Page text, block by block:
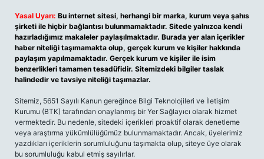
Yasal Uyarı: Bu internet sitesi, herhangi bir marka, kurum veya şahıs
şirketi ile hiçbir bağlantısı bulunmamaktadır. Sitede yalnızca kendi
hazırladığımız makaleler paylaşılmaktadır. Burada yer alan içerikler
haber niteliği taşımamakta olup, gerçek kurum ve kişiler hakkında
paylaşım yapılmamaktadır. Gerçek kurum ve kişiler ile isim
benzerlikleri tamamen tesadüfidir. Sitemizdeki bilgiler taslak
halindedir ve tavsiye niteliği taşımazlar.
Sitemiz, 5651 Sayılı Kanun gereğince Bilgi Teknolojileri ve İletişim
Kurumu (BTK) tarafından onaylanmış bir Yer Sağlayıcı olarak hizmet
vermektedir. Bu nedenle, sitedeki içerikleri proaktif olarak denetleme
veya araştırma yükümlülüğümüz bulunmamaktadır. Ancak, üyelerimiz
yazdıkları içeriklerin sorumluluğunu taşımakta olup, siteye üye olarak
bu sorumluluğu kabul etmiş sayılırlar.